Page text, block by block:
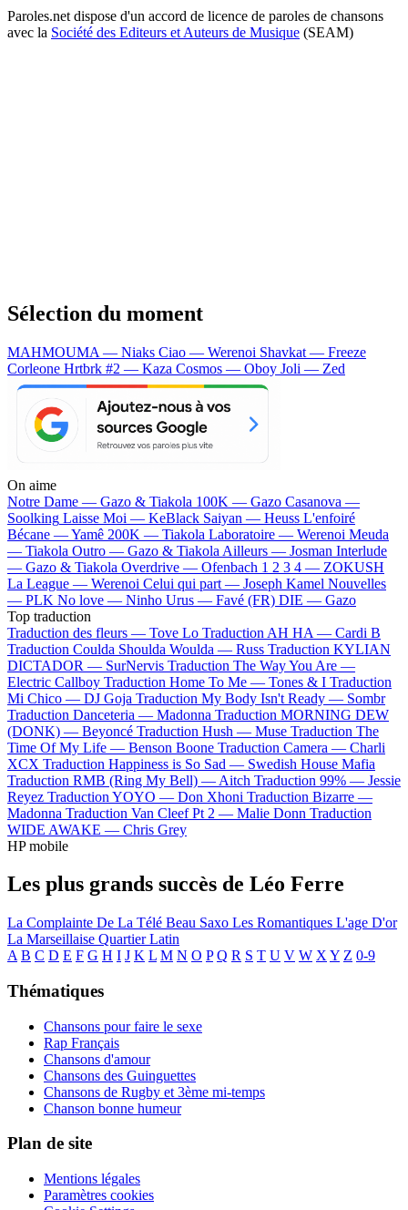
Paroles.net dispose d'un accord de licence de paroles de chansons
avec la Société des Editeurs et Auteurs de Musique (SEAM)
Sélection du moment
MAHMOUMA — Niaks Ciao — Werenoi Shavkat — Freeze
Corleone Hrtbrk #2 — Kaza Cosmos — Oboy Joli — Zed
On aime
Notre Dame — Gazo & Tiakola 100K — Gazo Casanova —
Soolking Laisse Moi — KeBlack Saiyan — Heuss L'enfoiré
Bécane —Yamê 200K — Tiakola Laboratoire — Werenoi Meuda
— Tiakola Outro — Gazo & Tiakola Ailleurs — Josman Interlude
— Gazo & Tiakola Overdrive — Ofenbach 1 2 3 4 — ZOKUSH
La League — Werenoi Celui qui part — Joseph Kamel Nouvelles
— PLK No love — Ninho Urus — Favé (FR) DIE — Gazo
Top traduction
Traduction des fleurs — Tove Lo Traduction AH HA — Cardi B
Traduction Coulda Shoulda Woulda — Russ Traduction KYLIAN
DICTADOR — SurNervis Traduction The Way You Are —
Electric Callboy Traduction Home To Me — Tones & I Traduction
Mi Chico — DJ Goja Traduction My Body Isn't Ready — Sombr
Traduction Danceteria — Madonna Traduction MORNING DEW
(DONK) — Beyoncé Traduction Hush — Muse Traduction The
Time Of My Life — Benson Boone Traduction Camera — Charli
XCX Traduction Happiness is So Sad — Swedish House Mafia
Traduction RMB (Ring My Bell) — Aitch Traduction 99% — Jessie
Reyez Traduction YOYO — Don Xhoni Traduction Bizarre —
Madonna Traduction Van Cleef Pt 2 — Malie Donn Traduction
WIDE AWAKE — Chris Grey
HP mobile
Les plus grands succès de Léo Ferre
La Complainte De La Télé Beau Saxo Les Romantiques L'age D'or
La Marseillaise Quartier Latin
A B C D E F G H I J K L M N O P Q R S T U V W X Y Z 0-9
Thématiques
Chansons pour faire le sexe
Rap Français
Chansons d'amour
Chansons des Guinguettes
Chansons de Rugby et 3ème mi-temps
Chanson bonne humeur
Plan de site
Mentions légales
Paramètres cookies